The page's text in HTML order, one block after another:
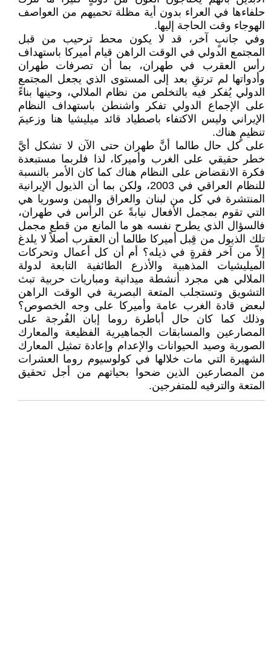
حلفاءها في العراء بدون أية مظلة تحميهم من العواصف
الهوجاء وقت الحاجة إليها.
وفي جانبٍ آخر، قد لا يكون محط ترحيب من قبل
المجتمع الدولي في الوقت الراهن قيام أميركا باستهداف
رأس العقرب في طهران، بما أن تصرفات طهران
وأدواتها لم ترتقِ بعد إلى المستوى الذي يجعل المجتمع
الدولي يُفكر فيه بالتخلص من نظام الملالي، وحينها بناءً
على الإجماع الدولي تفكر واشنطن باستهداف النظام
الإيراني وليس الاكتفاء باصطياد قائد ميليشيا هنا وزعيمَ
تنظيمٍ هناك.
على كل حال طالما أنَّ طهران حتى الآن لا تشكل أيَّ
خطر حقيقي على الغرب وأميركا، لذا فلربما مستبعدة
فكرة الانقضاض على النظام هناك كما كان الأمر بالنسبة
للنظام العراقي في 2003، ولكن بما أن الذيول الإيرانية
المنتشرة في كل من لبنان والعراق واليمن وسوريا هي
التي تقوم بمجمل الأفعال نيابةً عن الرأس في طهران،
فالسؤال الذي يطرح نفسه هو ما المانع من قطع مجمل
تلك الذيول من قِبل أميركا طالما أن العقرب أصلاً لا يلدغ
إلاّ من آخر فقرةٍ في ذيله؟ أم أن كل أعمال وتحركات
الميليشيات المذهبية والأذرع الطائفية التابعة لدولة
الملالي هي مجرد أنشطة ميدانية ومباريات حربية تبث
التشويق وتستجلب المتعة البصرية في الوقت الراهن
لبعض قادة الغرب عامة وأميركا على وجه الخصوص؟
وذلك كما كان حال أباطرة روما إبان الفُرجة على
المصارعين والمسابقات الجماهيرية الفظيعة والمعارك
الصورية وصيد الحيوانات والإعدام وإعادة تمثيل المعارك
الشهيرة التي مات خلالها في كولوسيوم روما العشرات
من المصارعين الذين ضحوا بحياتهم من أجل تحقيق
المتعة والترفيه للمتفرجين.